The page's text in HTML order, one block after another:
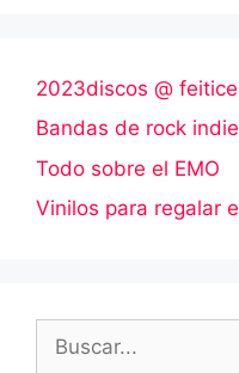
2023discos @
Bandas de rock
Todo sobre el EMO
Vinilos para regalar
Buscar: